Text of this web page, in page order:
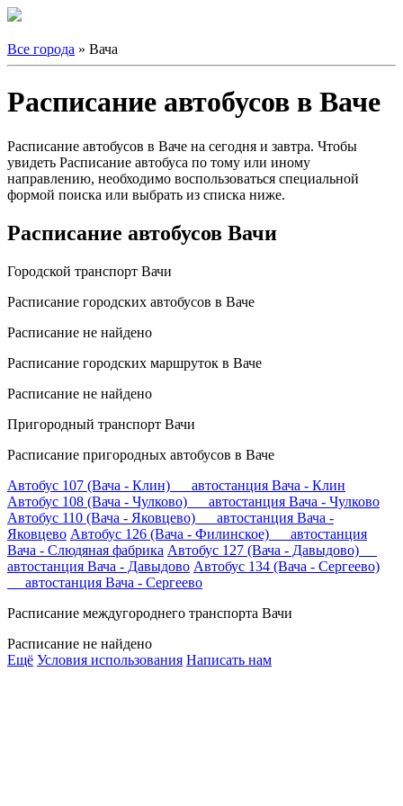
Все города » Вача
Расписание автобусов в Ваче
Расписание автобусов в Ваче на сегодня и завтра. Чтобы
увидеть Расписание автобуса по тому или иному
направлению, необходимо воспользоваться специальной
формой поиска или выбрать из списка ниже.
Расписание автобусов Вачи
Городской транспорт Вачи
Расписание городских автобусов в Ваче
Расписание не найдено
Расписание городских маршруток в Ваче
Расписание не найдено
Пригородный транспорт Вачи
Расписание пригородных автобусов в Ваче
Автобус 107 (Вача - Клин) автостанция Вача - Клин
Автобус 108 (Вача - Чулково) автостанция Вача - Чулково
Автобус 110 (Вача - Яковцево) автостанция Вача -
Яковцево Автобус 126 (Вача - Филинское) автостанция
Вача - Слюдяная фабрика Автобус 127 (Вача - Давыдово)
автостанция Вача - Давыдово Автобус 134 (Вача - Сергеево)
автостанция Вача - Сергеево
Расписание междугороднего транспорта Вачи
Расписание не найдено
Ещё Условия использования Написать нам